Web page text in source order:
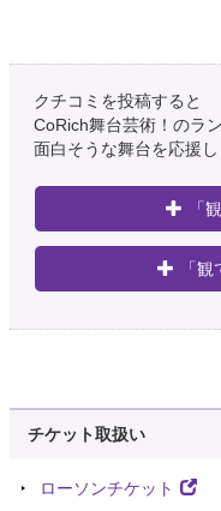
クチコミを投稿すると
CoRich舞台芸術！のラ
面白そうな舞台を応援し
「
「
チケット取扱い
ローソンチケット